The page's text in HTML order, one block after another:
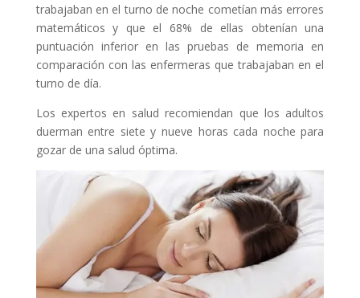
trabajaban en el turno de noche cometían más errores
matemáticos y que el 68% de ellas obtenían una
puntuación inferior en las pruebas de memoria en
comparación con las enfermeras que trabajaban en el
turno de día.
Los expertos en salud recomiendan que los adultos
duerman entre siete y nueve horas cada noche para
gozar de una salud óptima.